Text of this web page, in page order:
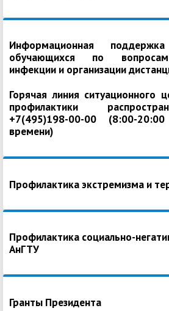
Информационная
обучающихся по вопросам
инфекции и организации
Горячая линия ситуационного
профилактики
+7(495)198-00-00 (8:00-
времени)
Профилактика экстремизма и
Профилактика социально-
АнГТУ
Гранты Президента